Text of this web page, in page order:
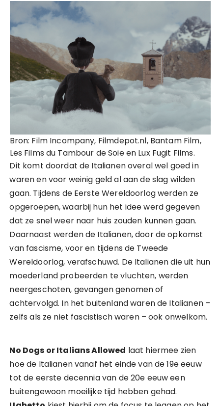
Bron: Film Incompany, Filmdepot.nl, Bantam Film,
Les Films du Tambour de Soie en Lux Fugit Films.
Dit komt doordat de Italianen overal wel goed in
waren en voor weinig geld al aan de slag wilden
gaan. Tijdens de Eerste Wereldoorlog werden ze
opgeroepen, waarbij hun het idee werd gegeven
dat ze snel weer naar huis zouden kunnen gaan.
Daarnaast werden de Italianen, door de opkomst
van fascisme, voor en tijdens de Tweede
Wereldoorlog, verafschuwd. De Italianen die uit hun
moederland probeerden te vluchten, werden
neergeschoten, gevangen genomen of
achtervolgd. In het buitenland waren de Italianen –
zelfs als ze niet fascistisch waren – ook onwelkom.
No Dogs or Italians Allowed laat hiermee zien
hoe de Italianen vanaf het einde van de 19e eeuw
tot de eerste decennia van de 20e eeuw een
buitengewoon moeilijke tijd hebben gehad.